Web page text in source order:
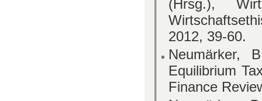
(Hrsg.),
2012, 39-60.
Neumärker,
Equilibrium
Finance